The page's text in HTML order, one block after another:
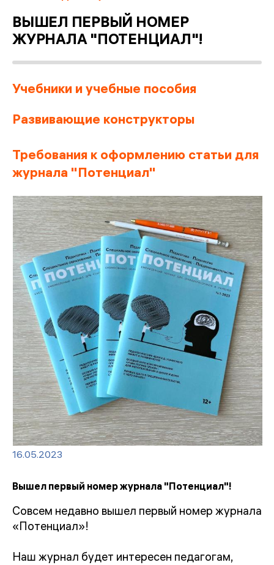
ВЫШЕЛ ПЕРВЫЙ НОМЕР
ЖУРНАЛА "ПОТЕНЦИАЛ"!
Учебники и учебные пособия
Развивающие конструкторы
Требования к оформлению статьи для
журнала "Потенциал"
16.05.2023
Вышел первый номер журнала "Потенциал"!
Совсем недавно вышел первый номер журнала
«Потенциал»!
Наш журнал будет интересен педагогам,